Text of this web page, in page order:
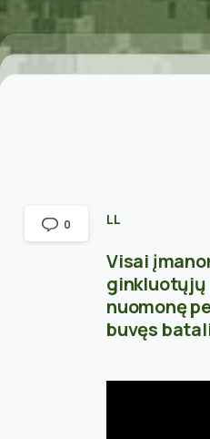
LL
Visai
ginkluotųjų
nuomonę
buvęs
0